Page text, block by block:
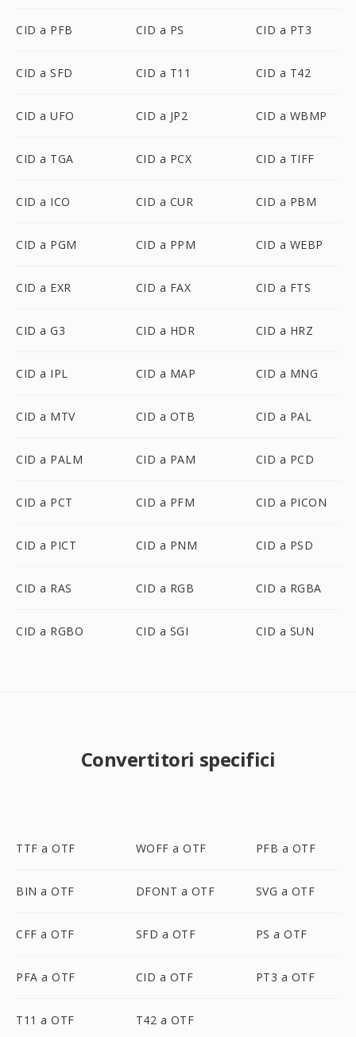
CID a PFB CID a PS CID a PT3
CID a SFD CID a T11 CID a T42
CID a UFO CID a JP2 CID a WBMP
CID a TGA CID a PCX CID a TIFF
CID a ICO CID a CUR CID a PBM
CID a PGM CID a PPM CID a WEBP
CID a EXR CID a FAX CID a FTS
CID a G3 CID a HDR CID a HRZ
CID a IPL CID a MAP CID a MNG
CID a MTV CID a OTB CID a PAL
CID a PALM CID a PAM CID a PCD
CID a PCT CID a PFM CID a PICON
CID a PICT CID a PNM CID a PSD
CID a RAS CID a RGB CID a RGBA
CID a RGBO CID a SGI CID a SUN
Convertitori specifici
TTF a OTF WOFF a OTF PFB a OTF
BIN a OTF DFONT a OTF SVG a OTF
CFF a OTF SFD a OTF PS a OTF
PFA a OTF CID a OTF PT3 a OTF
T11 a OTF T42 a OTF